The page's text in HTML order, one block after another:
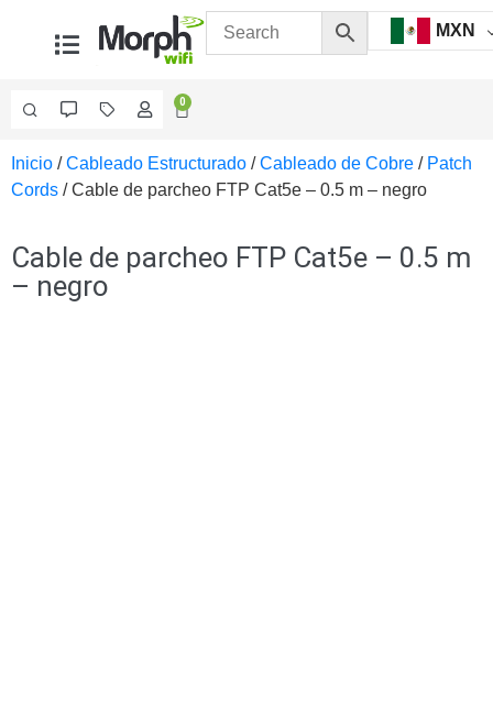
MXN
0
Videovigilancia
Accesorios
Accesorios
Ethernet y
FibraAccesorios
Inicio /Cableado Estructurado /Cableado de Cobre / Patch
Cords / Cable de parcheo FTP Cat5e – 0.5 m – negro
Cable de parcheo FTP Cat5e – 0.5 m
– negro